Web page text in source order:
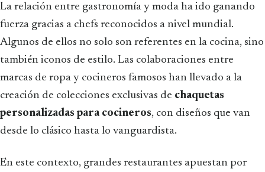
La relación entre gastronomía y moda ha ido ganando
fuerza gracias a chefs reconocidos a nivel mundial.
Algunos de ellos no solo son referentes en la cocina, sino
también iconos de estilo. Las colaboraciones entre
marcas de ropa y cocineros famosos han llevado a la
creación de colecciones exclusivas de chaquetas
personalizadas para cocineros, con diseños que van
desde lo clásico hasta lo vanguardista.
En este contexto, grandes restaurantes apuestan por